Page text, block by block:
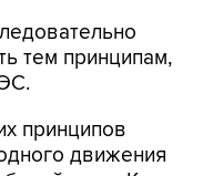
тем принципам,
принципов
движения